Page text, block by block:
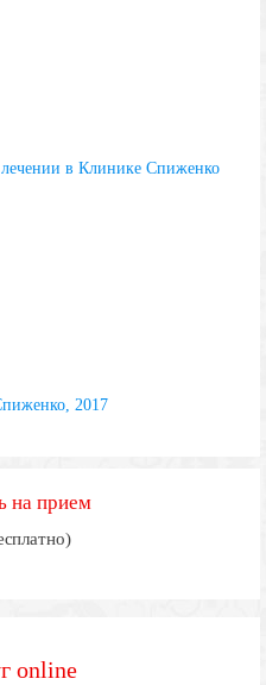
в Клинике Спиженко
2017
на прием
online